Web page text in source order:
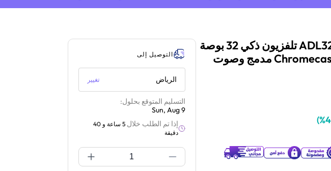
أدميرال ADL32JMSACP تلفزيون ذكي 32 بوصة
LED بدقة HD مع Chromecast مدمج وصوت
)
التوصيل إلى
الرياض تغيير
التسليم المتوقع بحلول:
Sun, Aug 9
إذا تم الطلب خلال
5 ساعة و 40
دقيقة